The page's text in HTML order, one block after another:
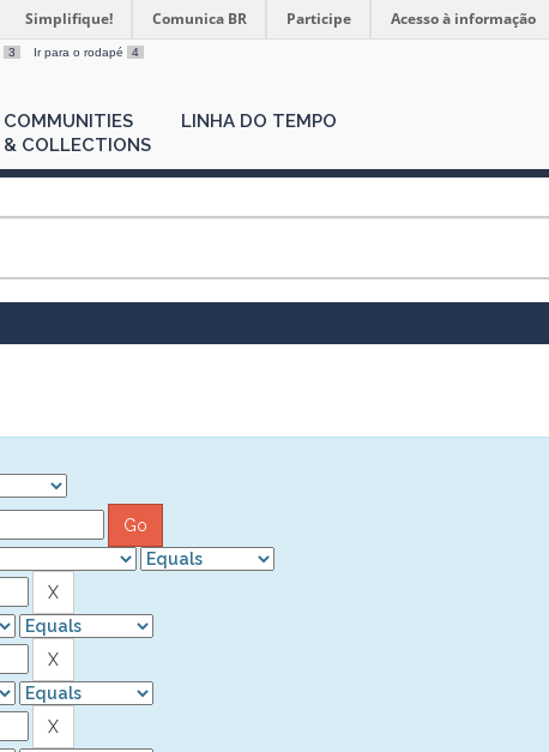
Simplifique! Comunica BR Participe Acesso à informação
3 Ir para o rodapé 4
COMMUNITIES
& COLLECTIONS
LINHA DO TEMPO